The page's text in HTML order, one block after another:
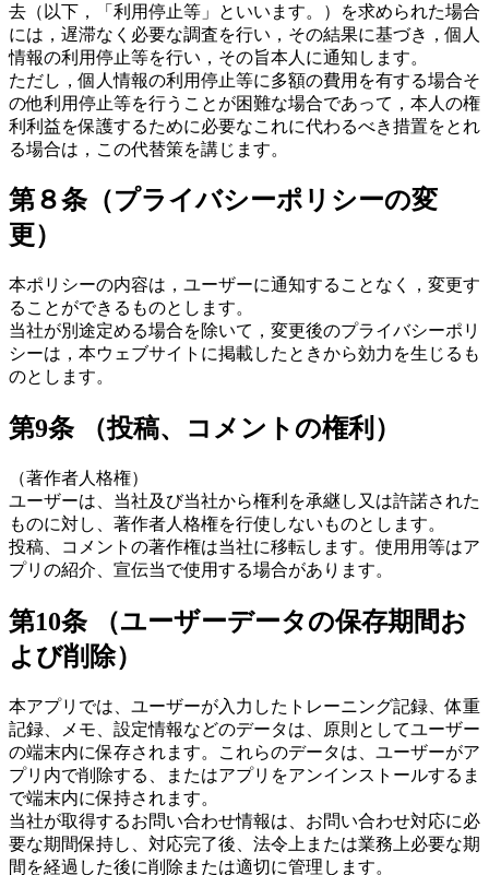
去（以下，「利用停止等」といいます。）を求められた場合
には，遅滞なく必要な調査を行い，その結果に基づき，個人
情報の利用停止等を行い，その旨本人に通知します。
ただし，個人情報の利用停止等に多額の費用を有する場合そ
の他利用停止等を行うことが困難な場合であって，本人の権
利利益を保護するために必要なこれに代わるべき措置をとれ
る場合は，この代替策を講じます。
第８条（プライバシーポリシーの変
更）
本ポリシーの内容は，ユーザーに通知することなく，変更す
ることができるものとします。
当社が別途定める場合を除いて，変更後のプライバシーポリ
シーは，本ウェブサイトに掲載したときから効力を生じるも
のとします。
第9条 （投稿、コメントの権利）
（著作者人格権）
ユーザーは、当社及び当社から権利を承継し又は許諾された
ものに対し、著作者人格権を行使しないものとします。
投稿、コメントの著作権は当社に移転します。使用用等はア
プリの紹介、宣伝当で使用する場合があります。
第10条 （ユーザーデータの保存期間お
よび削除）
本アプリでは、ユーザーが入力したトレーニング記録、体重
記録、メモ、設定情報などのデータは、原則としてユーザー
の端末内に保存されます。これらのデータは、ユーザーがア
プリ内で削除する、またはアプリをアンインストールするま
で端末内に保持されます。
当社が取得するお問い合わせ情報は、お問い合わせ対応に必
要な期間保持し、対応完了後、法令上または業務上必要な期
間を経過した後に削除または適切に管理します。